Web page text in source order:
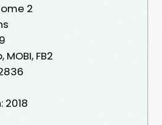
2
FB2